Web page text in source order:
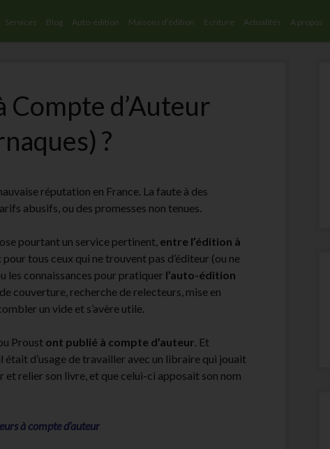
Services Blog Auto-édition Maisons d’édition Ecriture Actualités A propos
d’Auteur
?
réputation en France. La faute à des
abusifs, ou des promesses non tenues.
pourtant un service pertinent, entre l’édition à
pour tous ceux qui ne trouvent pas d’éditeur (ou ne
les connaissances pour pratiquer l’auto-édition
couverture, recherche de relecteurs, mise en
un vide et s’avère utile.
Proust ont publié à compte d’auteur. Et
était d’usage de travailler avec un libraire qui jouait
relier son livre, et que celui-ci apposait son nom
à compte d’auteur